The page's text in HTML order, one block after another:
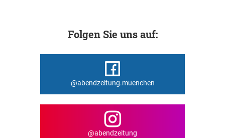
Folgen Sie uns auf:
@abendzeitung.muenchen
@abendzeitung